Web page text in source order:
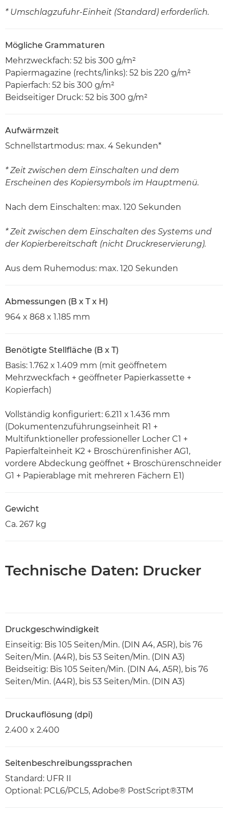
* Umschlagzufuhr-Einheit (Standard) erforderlich.
Mögliche Grammaturen
Mehrzweckfach: 52 bis 300 g/m²
Papiermagazine (rechts/links): 52 bis 220 g/m²
Papierfach: 52 bis 300 g/m²
Beidseitiger Druck: 52 bis 300 g/m²
Aufwärmzeit
Schnellstartmodus: max. 4 Sekunden*
* Zeit zwischen dem Einschalten und dem
Erscheinen des Kopiersymbols im Hauptmenü.
Nach dem Einschalten: max. 120 Sekunden
* Zeit zwischen dem Einschalten des Systems und
der Kopierbereitschaft (nicht Druckreservierung).
Aus dem Ruhemodus: max. 120 Sekunden
Abmessungen (B x T x H)
964 x 868 x 1.185 mm
Benötigte Stellfläche (B x T)
Basis: 1.762 x 1.409 mm (mit geöffnetem
Mehrzweckfach + geöffneter Papierkassette +
Kopierfach)
Vollständig konfiguriert: 6.211 x 1.436 mm
(Dokumentenzuführungseinheit R1 +
Multifunktioneller professioneller Locher C1 +
Papierfalteinheit K2 + Broschürenfinisher AG1,
vordere Abdeckung geöffnet + Broschürenschneider
G1 + Papierablage mit mehreren Fächern E1)
Gewicht
Ca. 267 kg
Technische Daten: Drucker
Druckgeschwindigkeit
Einseitig: Bis 105 Seiten/Min. (DIN A4, A5R), bis 76
Seiten/Min. (A4R), bis 53 Seiten/Min. (DIN A3)
Beidseitig: Bis 105 Seiten/Min. (DIN A4, A5R), bis 76
Seiten/Min. (A4R), bis 53 Seiten/Min. (DIN A3)
Druckauflösung (dpi)
2.400 x 2.400
Seitenbeschreibungssprachen
Standard: UFR II
Optional: PCL6/PCL5, Adobe® PostScript®3TM